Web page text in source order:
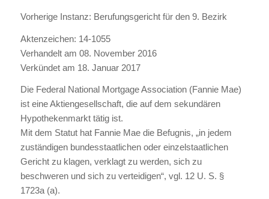
Vorherige Instanz: Berufungsgericht für den 9. Bezirk
Aktenzeichen: 14-1055
Verhandelt am 08. November 2016
Verkündet am 18. Januar 2017
Die Federal National Mortgage Association (Fannie Mae)
ist eine Aktiengesellschaft, die auf dem sekundären
Hypothekenmarkt tätig ist.
Mit dem Statut hat Fannie Mae die Befugnis, „in jedem
zuständigen bundesstaatlichen oder einzelstaatlichen
Gericht zu klagen, verklagt zu werden, sich zu
beschweren und sich zu verteidigen“, vgl. 12 U. S. §
1723a (a).